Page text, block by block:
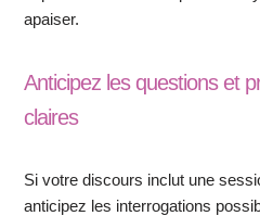
apaiser.
Anticipez les questions et
claires
Si votre discours inclut une
anticipez les interrogations